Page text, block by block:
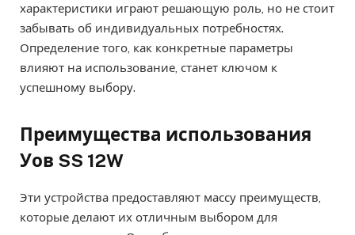
характеристики играют решающую роль, но не стоит
забывать об индивидуальных потребностях.
Определение того, как конкретные параметры
влияют на использование, станет ключом к
успешному выбору.
Преимущества использования
Уов SS 12W
Эти устройства предоставляют массу преимуществ,
которые делают их отличным выбором для